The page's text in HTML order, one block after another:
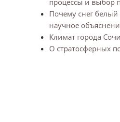
Почему снег
научное
Климат города Сочи
О стратосферных